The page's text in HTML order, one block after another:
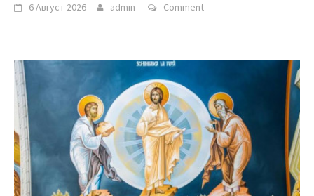
6 Август 2026 admin Comment